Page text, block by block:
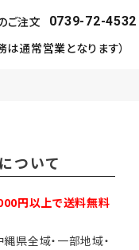
ご注文 0739-72-4532
は通常営業となります）
ついて
円以上で送料無料
県全域・一部地域・